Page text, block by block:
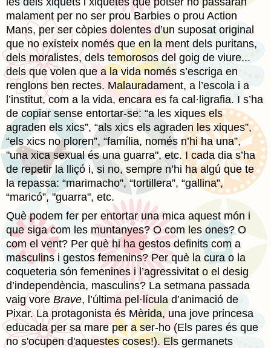
malament per no ser prou Barbies o prou Action
Mans, per ser còpies dolentes d’un suposat original
que no existeix només que en la ment dels puritans,
dels moralistes, dels temorosos del goig de viure...
dels que volen que a la vida només s’escriga en
renglons ben rectes. Malauradament, a l’escola i a
l’institut, com a la vida, encara es fa cal·ligrafia. I s’ha
de copiar sense entortar-se: “a les xiques els
agraden els xics”, “als xics els agraden les xiques”,
“els xics no ploren”, “família, només n’hi ha una”,
"una xica sexual és una guarra", etc. I cada dia s’ha
de repetir la lliçó i, si no, sempre n’hi ha algú que te
la repassa: “marimacho”, “tortillera”, “gallina”,
“maricó”, "guarra", etc.
Què podem fer per entortar una mica aquest món i
que siga com les muntanyes? O com les ones? O
com el vent? Per què hi ha gestos definits com a
masculins i gestos femenins? Per què la cura o la
coqueteria són femenines i l’agressivitat o el desig
d’independència, masculins? La setmana passada
vaig vore Brave, l’última pel·lícula d’animació de
Pixar. La protagonista és Mèrida, una jove princesa
educada per sa mare per a ser-ho (Els pares és que
no s'ocupen d'aquestes coses!). Els germanets